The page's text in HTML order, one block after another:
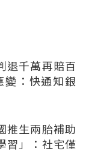
退千萬再賠百
變：快通知銀
推生兩胎補助
習」：社宅僅